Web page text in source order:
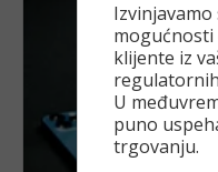
Izvinjavamo
klijente iz
U
puno
trgovanju.